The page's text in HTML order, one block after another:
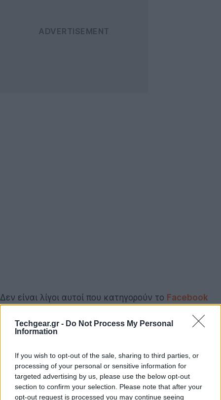
Techgear.gr - Do Not Process My Personal
Information
If you wish to opt-out of the sale, sharing to third parties, or
processing of your personal or sensitive information for
targeted advertising by us, please use the below opt-out
section to confirm your selection. Please note that after your
opt-out request is processed you may continue seeing
Δεν είναι λίγοι αυτοί που κατηγορούν το Facebook
οι αντιδράσεις των χρηστών να γίνονται ακόμα
εντονότερες. Πρόσφατα αποκαλύφθηκε ότι το
και μετά το log out
αλλά και οτεράστιος όγκος
δεδομένων που κρατάει στη βάση δεδομένων του
για κάθε μεμονωμένο χρήστη.